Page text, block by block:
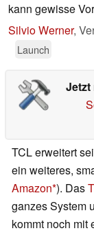
kann gewisse
Silvio Werner,
Launch
Jetzt
TCL erweitert
ein weiteres,
Amazon ). Das
ganzes System
kommt noch mit